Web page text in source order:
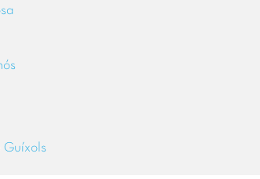
Guíxols